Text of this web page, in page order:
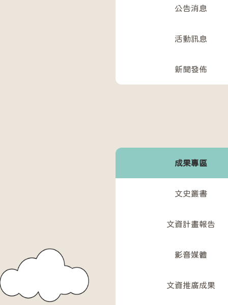
公告消息
活動訊息
新聞發佈
成果專區
文史叢書
文資計畫報告
影音媒體
文資推廣成果